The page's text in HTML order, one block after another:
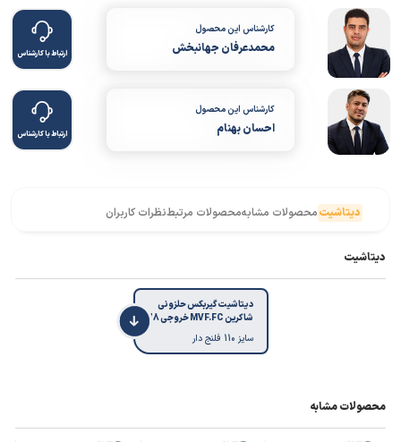
کارشناس این محصول
محمدعرفان جهانبخش ارتباط با کارشناس
کارشناس این محصول
احسان بهنام ارتباط با کارشناس
دیتاشیتمحصولات مشابهمحصولات مرتبطنظرات کاربران
دیتاشیت
دیتاشیت گیربکس حلزونی
شاکرین MVF.FC خروجی 28
سایز 110 فلنج دار
محصولات مشابه